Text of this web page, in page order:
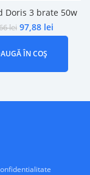
Doris 3 brate 50w
lei 97,88 lei
ÎN COȘ